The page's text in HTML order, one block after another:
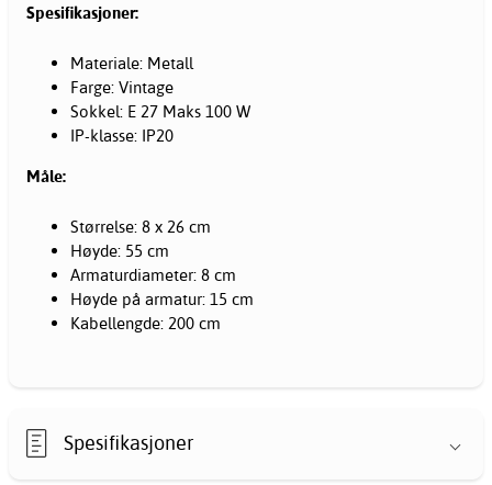
Spesifikasjoner:
Materiale: Metall
Farge: Vintage
Sokkel: E 27 Maks 100 W
IP-klasse: IP20
Måle:
Størrelse: 8 x 26 cm
Høyde: 55 cm
Armaturdiameter: 8 cm
Høyde på armatur: 15 cm
Kabellengde: 200 cm
Spesifikasjoner